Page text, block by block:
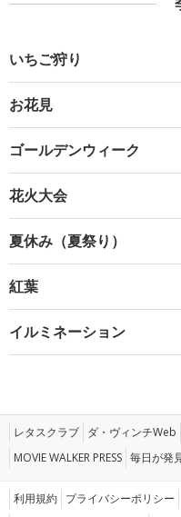
いちご狩り
お花見
ゴールデンウィーク
花火大会
夏休み（夏祭り）
紅葉
イルミネーション
レタスクラブ ダ・ヴィンチWeb
MOVIE WALKER PRESS 毎日が発
利用規約 プライバシーポリシー